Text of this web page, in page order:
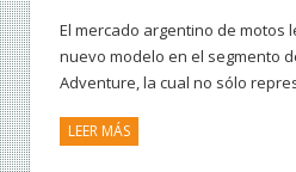
El mercado argentino de motos
nuevo modelo en el segmento
Adventure, la cual no sólo
LEER MÁS